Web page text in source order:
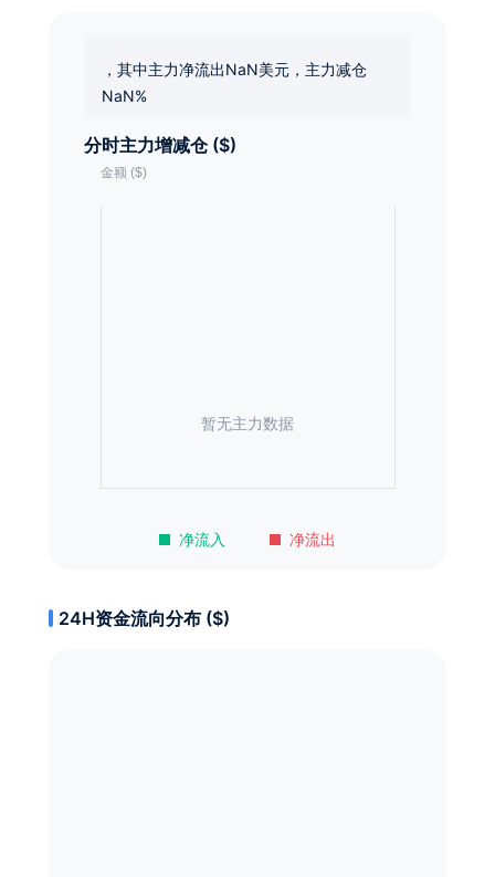
，其中主力净流出NaN美元，主力减仓
NaN%
分时主力增减仓 ($)
净流入 净流出
暂无主力数据
24H资金流向分布 ($)